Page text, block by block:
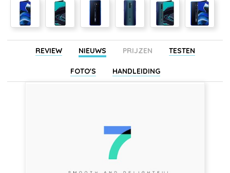
REVIEW NIEUWS PRIJZEN TESTEN
FOTO'S HANDLEIDING